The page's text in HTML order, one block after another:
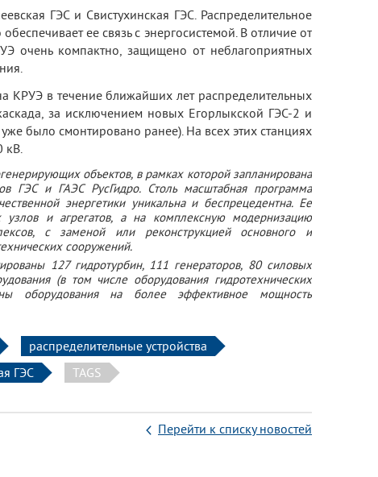
ГЭС и Свистухинская ГЭС. Распределительное
ее связь с энергосистемой. В отличие от
очень компактно, защищено от неблагоприятных
КРУЭ в течение ближайших лет распределительных
за исключением новых Егорлыкской ГЭС-2 и
было смонтировано ранее). На всех этих станциях
кВ.
объектов, в рамках которой запланирована
ГЭС и ГАЭС РусГидро. Столь масштабная программа
энергетики уникальна и беспрецедентна. Ее
и агрегатов, а на комплексную модернизацию
с заменой или реконструкцией основного и
сооружений.
127 гидротурбин, 111 генераторов, 80 силовых
(в том числе оборудования гидротехнических
оборудования на более эффективное мощность
распределительные устройства
ГЭС TAGS
Перейти к списку новостей